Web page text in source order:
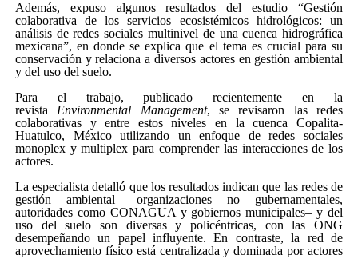
Además, expuso algunos resultados del estudio “Gestión
colaborativa de los servicios ecosistémicos hidrológicos: un
análisis de redes sociales multinivel de una cuenca hidrográfica
mexicana”, en donde se explica que el tema es crucial para su
conservación y relaciona a diversos actores en gestión ambiental
y del uso del suelo.
Para el trabajo, publicado recientemente en la
revista Environmental Management, se revisaron las redes
colaborativas y entre estos niveles en la cuenca Copalita-
Huatulco, México utilizando un enfoque de redes sociales
monoplex y multiplex para comprender las interacciones de los
actores.
La especialista detalló que los resultados indican que las redes de
gestión ambiental –organizaciones no gubernamentales,
autoridades como CONAGUA y gobiernos municipales– y del
uso del suelo son diversas y policéntricas, con las ONG
desempeñando un papel influyente. En contraste, la red de
aprovechamiento físico está centralizada y dominada por actores